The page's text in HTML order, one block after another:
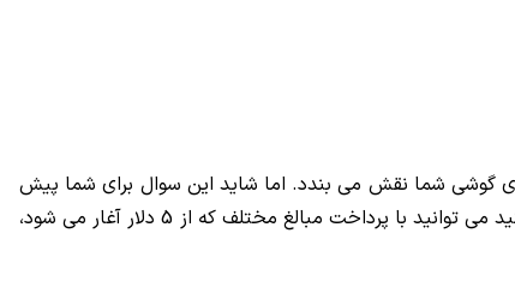
گوشی شما نقش می بندد. اما شاید این سوال برای شما پیش
آید که نحوه درآمدزایی این اپلیکیشن بر اساس چیست؟ اگر دوست دارید پاسخ سوال های خود را سریعتر و یا سوال های پیچیده تری حل کنید می توانید با پرداخت مبالغ مختلف که از 5 دلار آغار می شود،